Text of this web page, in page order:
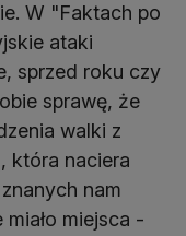
W "Faktach po
ataki
sprzed roku czy
sprawę, że
walki z
która naciera
nam
miejsca -